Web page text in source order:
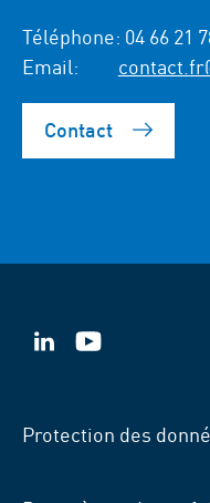
Téléphone: 04 66 21
Email:
Contact
VSB
VSB
Protection des